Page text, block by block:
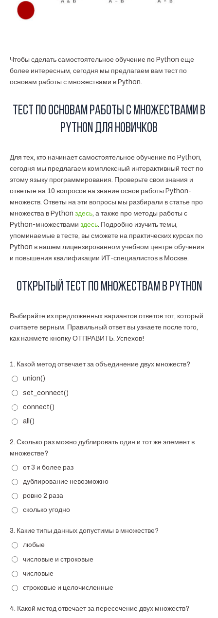
Чтобы сделать самостоятельное обучение по Python еще
более интересным, сегодня мы предлагаем вам тест по
основам работы с множествами в Python.
Тест по основам работы с множествами в
Python для новичков
Для тех, кто начинает самостоятельное обучение по Python,
сегодня мы предлагаем комплексный интерактивный тест по
этому языку программирования. Проверьте свои знания и
ответьте на 10 вопросов на знание основ работы Python-
множеств. Ответы на эти вопросы мы разбирали в статье про
множества в Python здесь, а также про методы работы с
Python-множествами здесь. Подробно изучить темы,
упоминаемые в тесте, вы сможете на практических курсах по
Python в нашем лицензированном учебном центре обучения
и повышения квалификации ИТ-специалистов в Москве.
Открытый тест по множествам в Python
Выбирайте из предложенных вариантов ответов тот, который
считаете верным. Правильный ответ вы узнаете после того,
как нажмете кнопку ОТПРАВИТЬ. Успехов!
1. Какой метод отвечает за объединение двух множеств?
union()
set_connect()
connect()
all()
2. Сколько раз можно дублировать один и тот же элемент в
множестве?
от 3 и более раз
дублирование невозможно
ровно 2 раза
сколько угодно
3. Какие типы данных допустимы в множестве?
любые
числовые и строковые
числовые
строковые и целочисленные
4. Какой метод отвечает за пересечение двух множеств?